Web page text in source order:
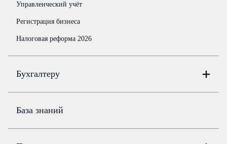
Управленческий учёт
Регистрация бизнеса
Налоговая реформа 2026
Бухгалтеру
Цены
Бюро
База знаний